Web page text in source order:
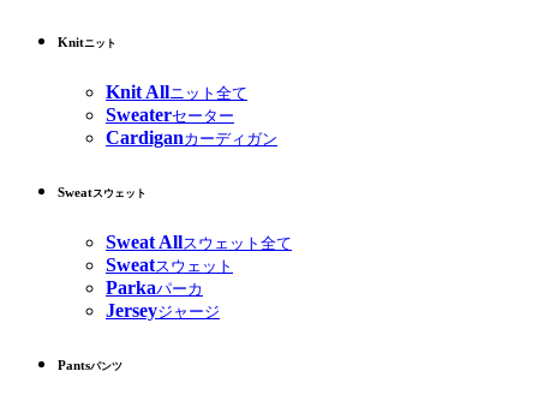
Knitニット
Knit Allニット全て
Sweaterセーター
Cardiganカーディガン
Sweatスウェット
Sweat Allスウェット全て
Sweatスウェット
Parkaパーカ
Jerseyジャージ
Pantsパンツ